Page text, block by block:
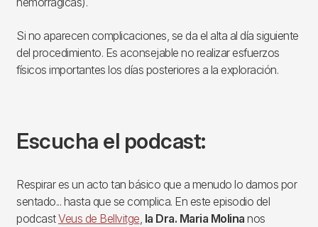
Si no aparecen complicaciones, se da el alta al día siguiente
del procedimiento. Es aconsejable no realizar esfuerzos
físicos importantes los días posteriores a la exploración.
Escucha el podcast:
Respirar es un acto tan básico que a menudo lo damos por
sentado... hasta que se complica. En este episodio del
podcastVeus de Bellvitge la Dra. Maria Molina nos